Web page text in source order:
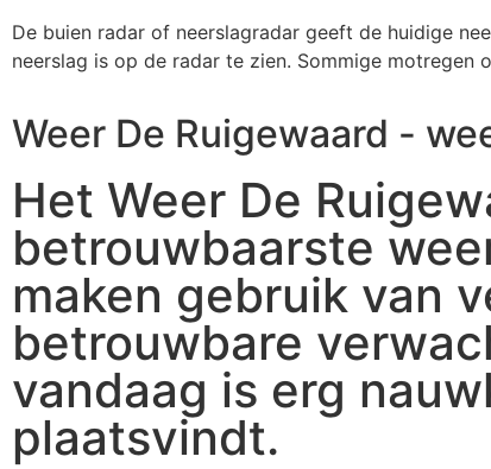
De buien radar of neerslagradar geeft de huidige
neerslag is op de radar te zien. Sommige motregen
Weer De Ruigewaard -
Het Weer De
betrouwbaarste
maken gebruik van
betrouwbare
vandaag is erg
plaatsvindt.